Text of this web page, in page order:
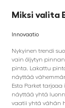
Miksi valita
Innovaatio
Nykyinen trendi
vain öljytyn
pinta. Lakattu
näyttää
Esta Parket
näyttää yhtä
vaatii yhtä vähän